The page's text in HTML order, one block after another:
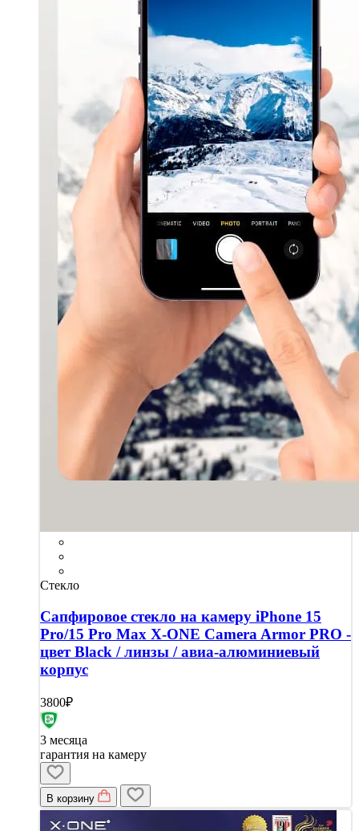
Стекло
Сапфировое стекло на камеру iPhone 15
Pro/15 Pro Max X-ONE Camera Armor PRO -
цвет Black / линзы / авиа-алюминиевый
корпус
3800₽
3 месяца
гарантия на камеру
В корзину